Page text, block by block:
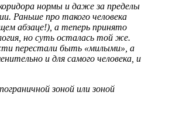
нормы и даже за пределы
Раньше про такого человека
абзаце!), а теперь принято
но суть осталась той же.
перестали быть «милыми», а
и для самого человека, и
зоной или зоной